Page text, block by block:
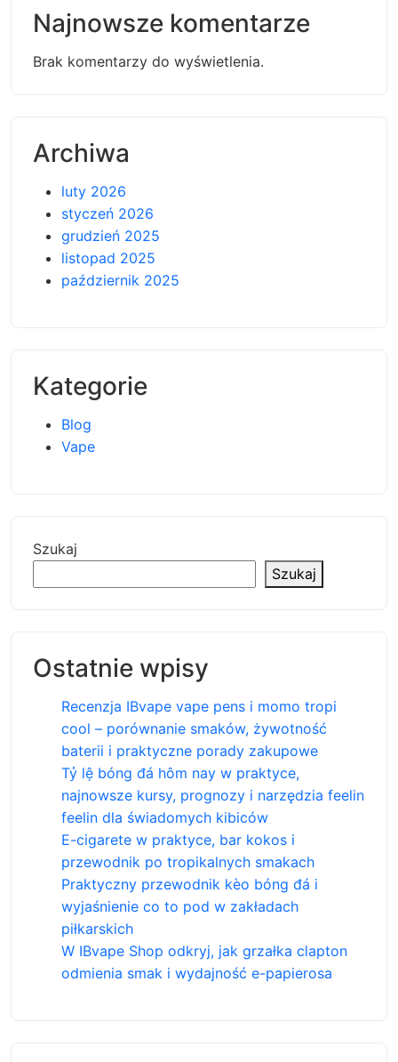
Najnowsze komentarze
Brak komentarzy do wyświetlenia.
Archiwa
luty 2026
styczeń 2026
grudzień 2025
listopad 2025
październik 2025
Kategorie
Blog
Vape
Szukaj
Szukaj
Ostatnie wpisy
Recenzja IBvape vape pens i momo tropi
cool – porównanie smaków, żywotność
baterii i praktyczne porady zakupowe
Tỷ lệ bóng đá hôm nay w praktyce,
najnowsze kursy, prognozy i narzędzia feelin
feelin dla świadomych kibiców
E-cigarete w praktyce, bar kokos i
przewodnik po tropikalnych smakach
Praktyczny przewodnik kèo bóng đá i
wyjaśnienie co to pod w zakładach
piłkarskich
W IBvape Shop odkryj, jak grzałka clapton
odmienia smak i wydajność e-papierosa